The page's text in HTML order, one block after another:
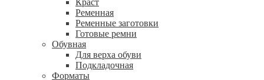
Краст
Ременная
Ременные заготовки
Готовые ремни
Обувная
Для верха обуви
Подкладочная
Форматы